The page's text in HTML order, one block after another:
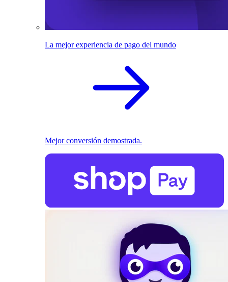
La mejor experiencia de pago del mundo
Mejor conversión demostrada.